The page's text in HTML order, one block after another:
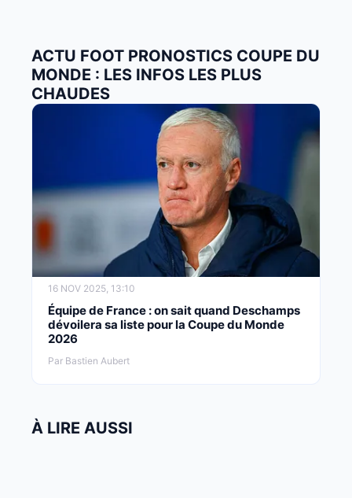
ACTU FOOT PRONOSTICS COUPE DU
MONDE : LES INFOS LES PLUS
CHAUDES
16 NOV 2025, 13:10
Équipe de France : on sait quand Deschamps
dévoilera sa liste pour la Coupe du Monde
2026
Par Bastien Aubert
À LIRE AUSSI